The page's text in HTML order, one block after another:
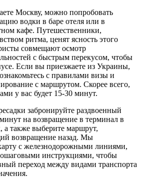
Москву, можно попробовать
водки в баре отеля или в
кафе. Путешественники,
ритма, ценят ясность этого
совмещают осмотр
с быстрым перекусом, чтобы
Если вы приезжаете из Украины,
с правилами визы и
с маршрутом. Скорее всего,
у вас будет 15-30 минут.
забронируйте раздвоенный
на возвращение в терминал в
а также выберите маршрут,
возвращение назад. Мы
с железнодорожными линиями,
инструкциями, чтобы
переход между видами транспорта